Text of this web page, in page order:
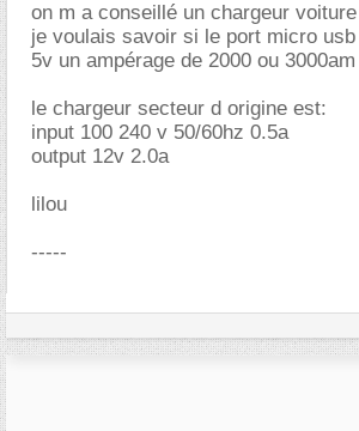
on m a conseillé un chargeur
je voulais savoir si le port micro
5v un ampérage de 2000 ou 3000am
le chargeur secteur d origine est:
input 100 240 v 50/60hz 0.5a
output 12v 2.0a
lilou
-----